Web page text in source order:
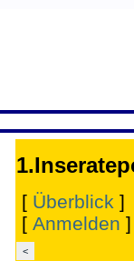
[ Überblick ]
[ Anmelden
<